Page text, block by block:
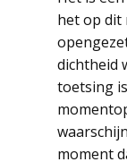
het op dit
dichtheid
toetsing
moment